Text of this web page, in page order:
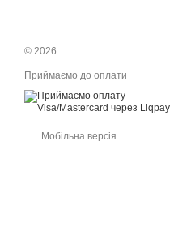
© 2026
Приймаємо до оплати
Мобільна версія